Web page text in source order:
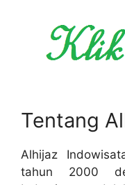
Tentang
Alhijaz
tahun 2000